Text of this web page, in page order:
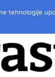
tehnologije